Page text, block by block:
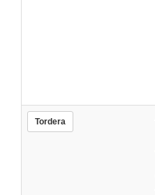
Tordera